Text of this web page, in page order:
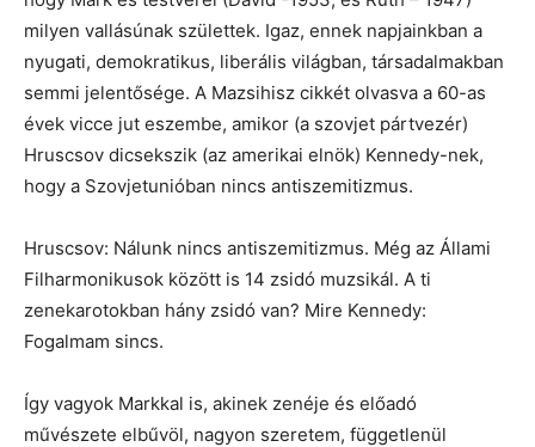
milyen vallásúnak születtek. Igaz, ennek napjainkban a
nyugati, demokratikus, liberális világban, társadalmakban
semmi jelentősége. A Mazsihisz cikkét olvasva a 60-as
évek vicce jut eszembe, amikor (a szovjet pártvezér)
Hruscsov dicsekszik (az amerikai elnök) Kennedy-nek,
hogy a Szovjetunióban nincs antiszemitizmus.
Hruscsov: Nálunk nincs antiszemitizmus. Még az Állami
Filharmonikusok között is 14 zsidó muzsikál. A ti
zenekarotokban hány zsidó van? Mire Kennedy:
Fogalmam sincs.
Így vagyok Markkal is, akinek zenéje és előadó
művészete elbűvöl, nagyon szeretem, függetlenül